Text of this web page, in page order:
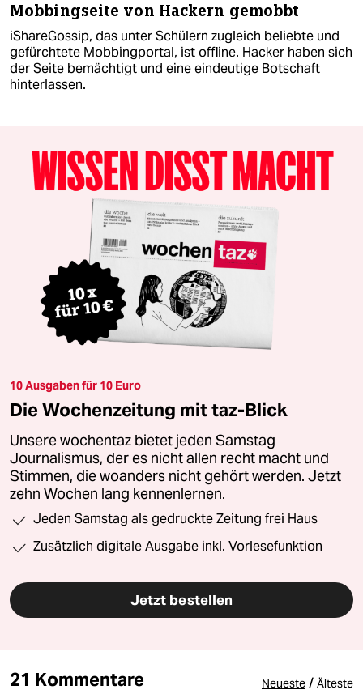
Mobbingseite von Hackern gemobbt
iShareGossip, das unter Schülern zugleich beliebte und
gefürchtete Mobbingportal, ist offline. Hacker haben sich
der Seite bemächtigt und eine eindeutige Botschaft
hinterlassen.
10 Ausgaben für 10 Euro
Die Wochenzeitung mit taz-Blick
Unsere wochentaz bietet jeden Samstag
Journalismus, der es nicht allen recht macht und
Stimmen, die woanders nicht gehört werden. Jetzt
zehn Wochen lang kennenlernen.
Jeden Samstag als gedruckte Zeitung frei Haus
Zusätzlich digitale Ausgabe inkl. Vorlesefunktion
Jetzt bestellen
21 Kommentare Neueste / Älteste